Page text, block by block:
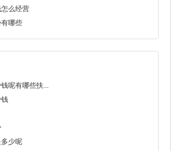
么经营
哪些
呢有哪些扶...
少呢